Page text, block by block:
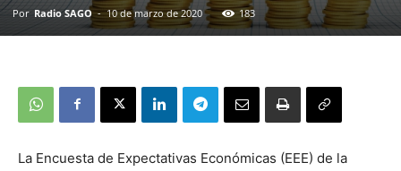
Por Radio SAGO - 10 de marzo de 2020 183
La Encuesta de Expectativas Económicas (EEE) de la